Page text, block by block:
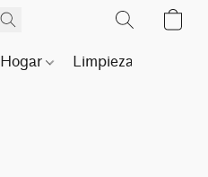
Hogar Limpieza